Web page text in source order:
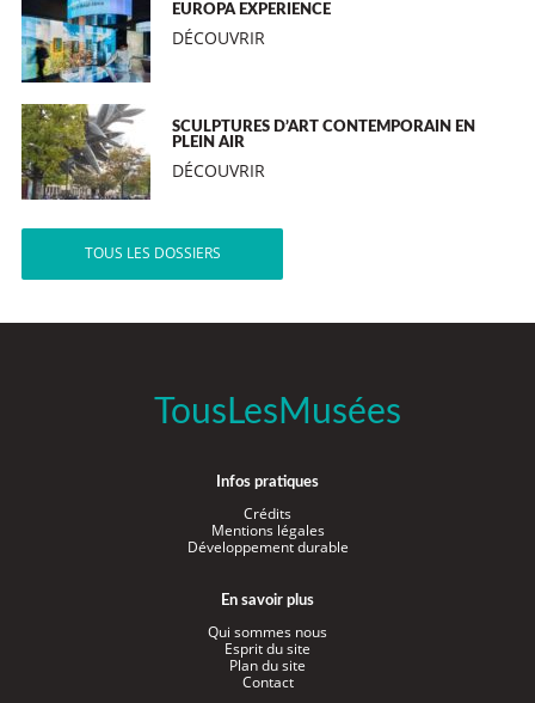
EUROPA EXPERIENCE
DÉCOUVRIR
SCULPTURES D’ART CONTEMPORAIN EN
PLEIN AIR
DÉCOUVRIR
TOUS LES DOSSIERS
TousLesMusées
Infos pratiques
Crédits
Mentions légales
Développement durable
En savoir plus
Qui sommes nous
Esprit du site
Plan du site
Contact